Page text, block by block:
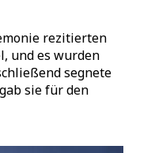
rezitierten
und es wurden
segnete
sie für den